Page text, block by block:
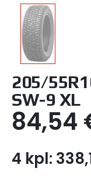
205/
SW-9 XL
84,54
4 kpl: